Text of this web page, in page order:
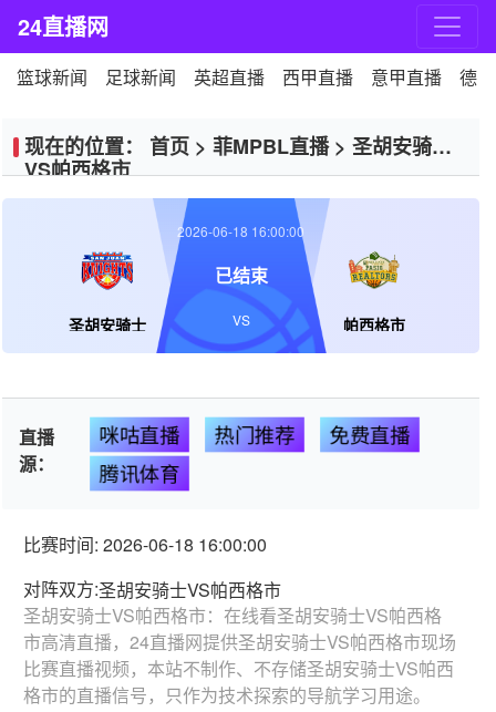
24直播网
篮球新闻 足球新闻 英超直播 西甲直播 意甲直播 德
现在的位置： 首页 > 菲MPBL直播> 圣胡安骑士
VS帕西格市
圣胡安骑士 帕西格市
2026-06-18 16:00:00
已结束
VS
直播
源：
咪咕直播 热门推荐
免费直播
腾讯体育
比赛时间: 2026-06-18 16:00:00
对阵双方:圣胡安骑士VS帕西格市
圣胡安骑士VS帕西格市：在线看圣胡安骑士VS帕西格
市高清直播，24直播网提供圣胡安骑士VS帕西格市现场
比赛直播视频，本站不制作、不存储圣胡安骑士VS帕西
格市的直播信号，只作为技术探索的导航学习用途。